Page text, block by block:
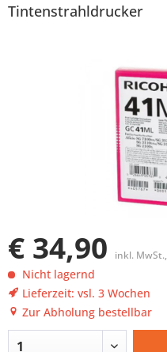
Tintenstrahldrucker
€ 34,90 inkl. MwSt.,
Nicht lagernd
Lieferzeit: vsl. 3 Wochen
Zur Abholung bestellbar